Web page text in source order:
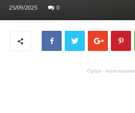
25/09/2025 0
Oglasi -